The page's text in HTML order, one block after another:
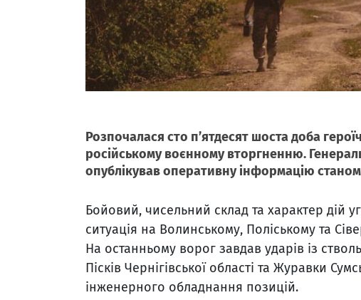
Розпочалася сто п’ятдесят шоста доба
російському воєнному вторгненню.
опублікував оперативну інформацію
Бойовий, чисельний склад та характер дій
ситуація на Волинському, Поліському та
На останньому ворог завдав ударів із
Пісків Чернігівської області та Журавки
інженерного обладнання позицій.